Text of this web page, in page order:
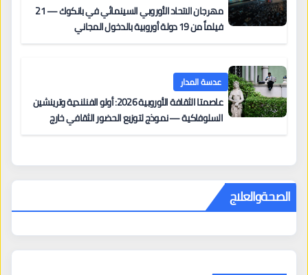
مهرجان الاتحاد الأوروبي السينمائي في بانكوك — 21
فيلماً من 19 دولة أوروبية بالدخول المجاني
عدسة المدار
عاصمتا الثقافة الأوروبية 2026: أولو الفنلندية وترينشين
السلوفاكية — نموذج لتوزيع الحضور الثقافي خارج
الصحةوالعلاج